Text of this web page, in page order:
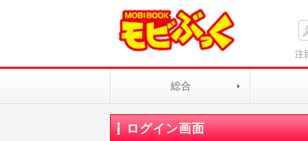
注
総合
ログイン画面